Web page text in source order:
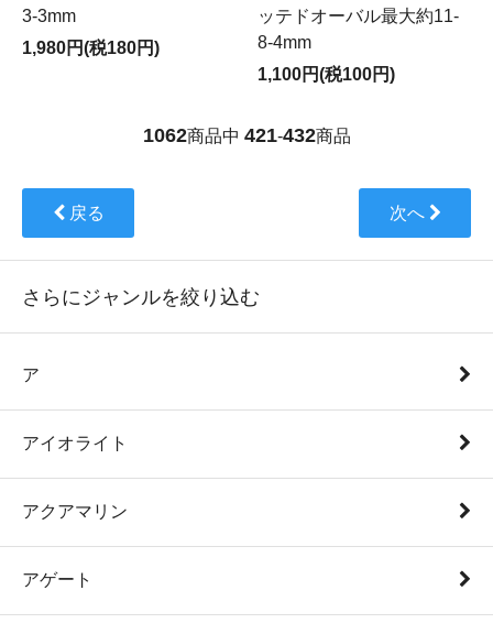
3-3mm
1,980円(税180円)
ッテドオーバル最大約11-
8-4mm
1,100円(税100円)
1062商品中 421-432商品
戻る 次へ
さらにジャンルを絞り込む
ア
アイオライト
アクアマリン
アゲート